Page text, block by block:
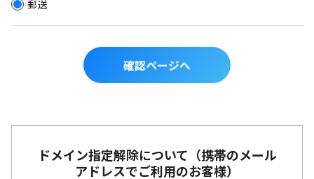
郵送
確認ページへ
ドメイン指定解除について（携帯のメール
アドレスでご利用のお客様）